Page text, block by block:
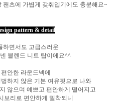
팬츠에 가볍게 갖춰입기에도 충분해요~
pattern & detail
하면서도 고급스러운
블렌드 니트 탑이에요^^
편안한 라운드넥에
하지 않은 기본 여유핏으로 나와
않으며 예쁘고 편안하게 떨어지고
보리로 편안하게 밀착되니